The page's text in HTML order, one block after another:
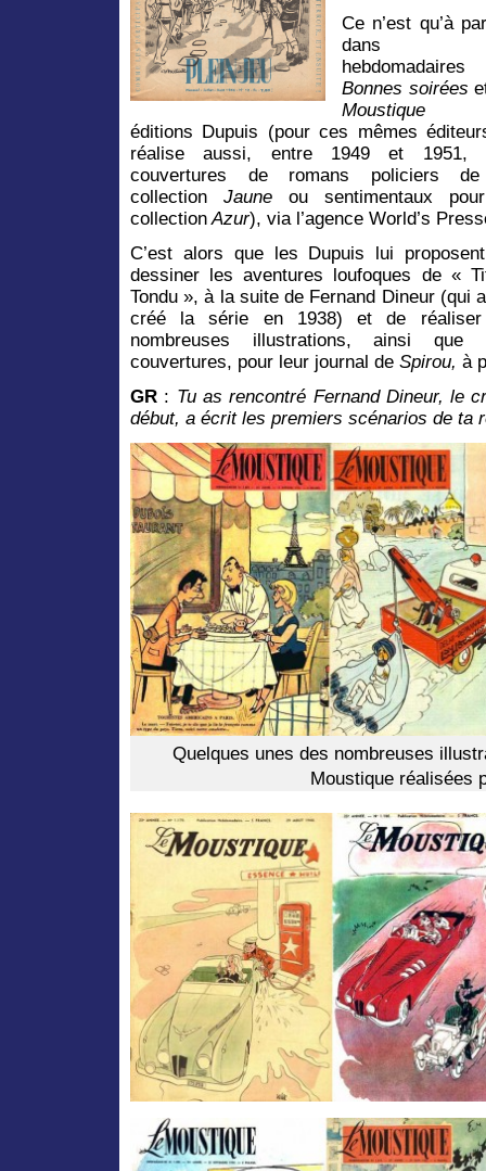
Ce n’est qu’à
dans
hebdomadaires
Bonnes soirées
Moustique
éditions Dupuis (pour ces mêmes
réalise aussi, entre 1949 et 1951,
couvertures de romans policiers
collection Jaune ou sentimentaux
collection Azur), via l’agence World’s
C’est alors que les Dupuis lui
dessiner les aventures loufoques de «
Tondu », à la suite de Fernand Dineur (qui
créé la série en 1938) et de
nombreuses illustrations, ainsi que
couvertures, pour leur journal de Spirou, à
GR : Tu as rencontré Fernand Dineur, le
début, a écrit les premiers scénarios de ta
Quelques unes des nombreuses
Moustique réalisées